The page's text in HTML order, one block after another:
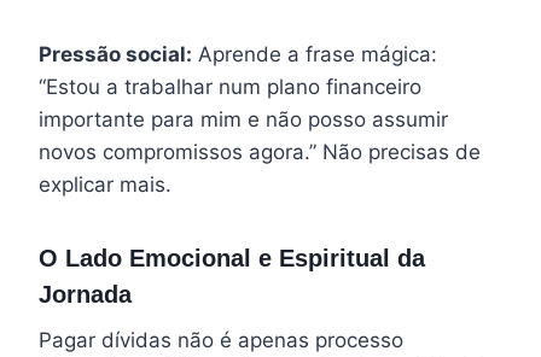
Pressão social: Aprende a frase mágica:
“Estou a trabalhar num plano financeiro
importante para mim e não posso assumir
novos compromissos agora.” Não precisas de
explicar mais.
O Lado Emocional e Espiritual da
Jornada
Pagar dívidas não é apenas processo